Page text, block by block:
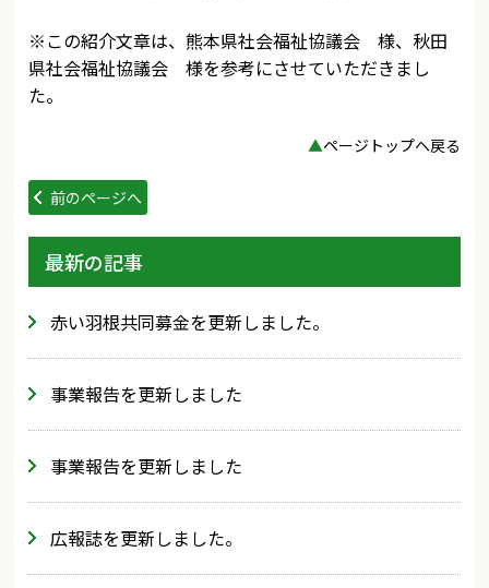
※この紹介文章は、熊本県社会福祉協議会 様、秋田
県社会福祉協議会 様を参考にさせていただきまし
た。
▲ページトップへ戻る
前のページへ
最新の記事
赤い羽根共同募金を更新しました。
事業報告を更新しました
事業報告を更新しました
広報誌を更新しました。